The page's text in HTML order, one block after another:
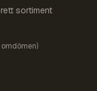
sortiment
)